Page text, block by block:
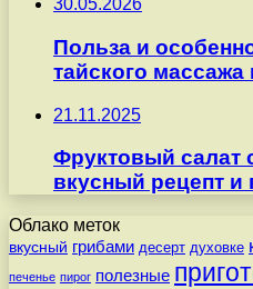
30.05.2026
Польза и
тайского
21.11.2025
Фруктовый салат
вкусный рецепт и
Облако меток
вкусный грибами десерт духовке
печенье пирог полезные